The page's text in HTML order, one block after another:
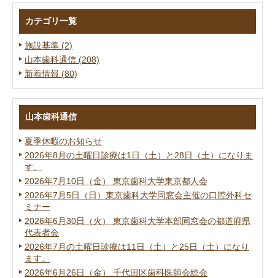
カテゴリ一覧
施設基準 (2)
山本歯科通信 (208)
新着情報 (80)
山本歯科通信
夏季休暇のお知らせ
2026年8月の土曜日診療は1日（土）と28日（土）になりま
す。
2026年7月10日（金） 東京歯科大学東京都人会
2026年7月5日（日）東京歯科大学同窓会主催の口腔外科セ
ミナー
2026年6月30日（火） 東京歯科大学本部同窓会の都道府県
代表者会
2026年7月の土曜日診療は11日（土）と25日（土）になり
ます。
2026年6月26日（金） 千代田区歯科医師会総会